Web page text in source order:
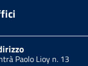
Paolo Lioy n. 13